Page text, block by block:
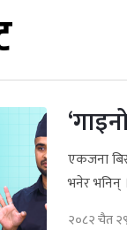
एकजना
भनेर भनिन् ।
२०८२ चैत